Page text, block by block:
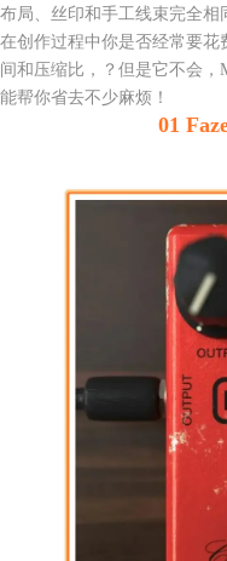
布局、丝印和手工线束完全相
在创作过程中你是否经常要
间和压缩比，？但是它不会，
能帮你省去不少麻烦！
01